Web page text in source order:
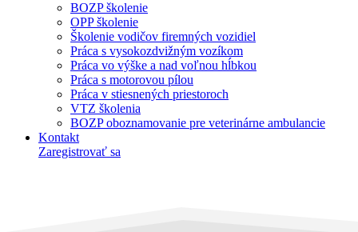
BOZP školenie
OPP školenie
Školenie vodičov firemných vozidiel
Práca s vysokozdvižným vozíkom
Práca vo výške a nad voľnou hĺbkou
Práca s motorovou pílou
Práca v stiesnených priestoroch
VTZ školenia
BOZP oboznamovanie pre veterinárne ambulancie
Kontakt
Zaregistrovať sa